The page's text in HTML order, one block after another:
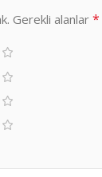
Gerekli alanlar *